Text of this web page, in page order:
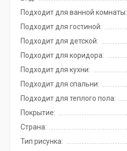
Подходит для ванной комнаты:
Подходит для гостиной:
Подходит для детской:
Подходит для коридора:
Подходит для кухни:
Подходит для спальни:
Подходит для теплого пола:
Покрытие:
Страна:
Тип рисунка: